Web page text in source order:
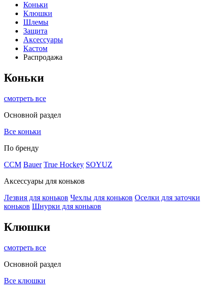
Коньки
Клюшки
Шлемы
Защита
Аксессуары
Кастом
Распродажа
Коньки
смотреть все
Основной раздел
Все коньки
По бренду
ССМ Bauer True Hockey SOYUZ
Аксессуары для коньков
Лезвия для коньков Чехлы для коньков Оселки для заточки
коньков Шнурки для коньков
Клюшки
смотреть все
Основной раздел
Все клюшки